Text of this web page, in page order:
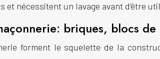
et nécessitent un lavage avant d’être
briques, blocs
forment le squelette de la